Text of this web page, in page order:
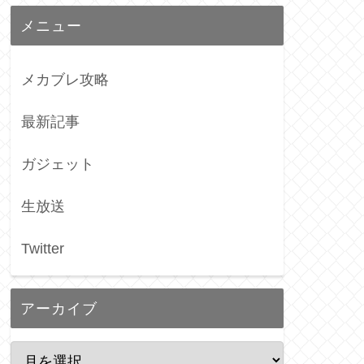
メニュー
メカブレ攻略
最新記事
ガジェット
生放送
Twitter
アーカイブ